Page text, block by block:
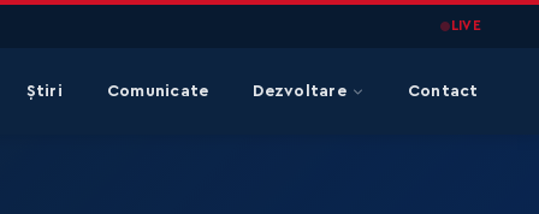
LIVE
Știri Comunicate Dezvoltare Contact